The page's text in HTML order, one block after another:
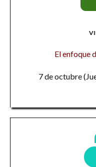
El enfoque
7 de octubre